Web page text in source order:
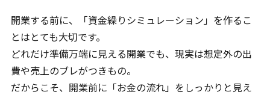
開業する前に、「資金繰りシミュレーション」を作るこ
とはとても大切です。
どれだけ準備万端に見える開業でも、現実は想定外の出
費や売上のブレがつきもの。
だからこそ、開業前に「お金の流れ」をしっかりと見え
「初回面談レポート」を納品します。
相談して終わりではなく、
社長が見返せる判断材料を残します。